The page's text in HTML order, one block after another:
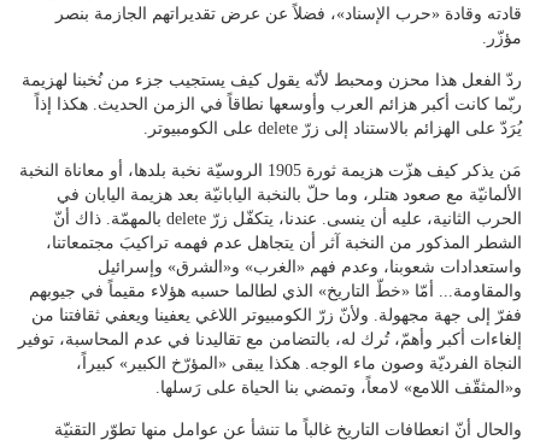
قادته وقادة «حرب الإسناد»، فضلاً عن عرض تقديراتهم الجازمة بنصر
مؤزّر.
ردّ الفعل هذا محزن ومحبط لأنّه يقول كيف يستجيب جزء من نُخبنا لهزيمة
ربّما كانت أكبر هزائم العرب وأوسعها نطاقاً في الزمن الحديث. هكذا إذاً
يُرَدّ على الهزائم بالاستناد إلى زرّ delete على الكومبيوتر.
مَن يذكر كيف هزّت هزيمة ثورة 1905 الروسيّة نخبة بلدها، أو معاناة النخبة
الألمانيّة مع صعود هتلر، وما حلّ بالنخبة اليابانيّة بعد هزيمة اليابان في
الحرب الثانية، عليه أن ينسى. عندنا، يتكفّل زرّ delete بالمهمّة. ذاك أنّ
الشطر المذكور من النخبة آثر أن يتجاهل عدم فهمه تراكيبَ مجتمعاتنا،
واستعدادات شعوبنا، وعدم فهم «الغرب» و«الشرق» وإسرائيل
والمقاومة... أمّا «خطّ التاريخ» الذي لطالما حسبه هؤلاء مقيماً في جيوبهم
ففرّ إلى جهة مجهولة. ولأنّ زرّ الكومبيوتر اللاغي يعفينا ويعفي ثقافتنا من
إلغاءات أكبر وأهمّ، تُرك له، بالتضامن مع تقاليدنا في عدم المحاسبة، توفير
النجاة الفرديّة وصون ماء الوجه. هكذا يبقى «المؤرّخ الكبير» كبيراً،
و«المثقّف اللامع» لامعاً، وتمضي بنا الحياة على رَسلها.
والحال أنّ انعطافات التاريخ غالباً ما تنشأ عن عوامل منها تطوّر التقنيّة